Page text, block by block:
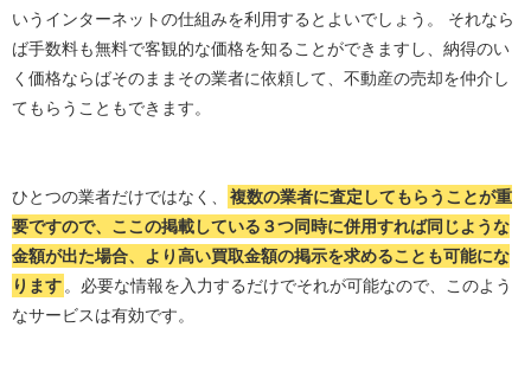
いうインターネットの仕組みを利用するとよいでしょう。 それなら
ば手数料も無料で客観的な価格を知ることができますし、納得のい
く価格ならばそのままその業者に依頼して、不動産の売却を仲介し
てもらうこともできます。
ひとつの業者だけではなく、
複数の業者に査定してもらうことが重
要ですので、ここの掲載している３つ同時に併用すれば同じような
金額が出た場合、より高い買取金額の掲示を求めることも可能にな
ります 。必要な情報を入力するだけでそれが可能なので、このよう
なサービスは有効です。